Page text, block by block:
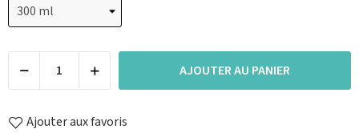
AJOUTER AU PANIER
Ajouter aux favoris